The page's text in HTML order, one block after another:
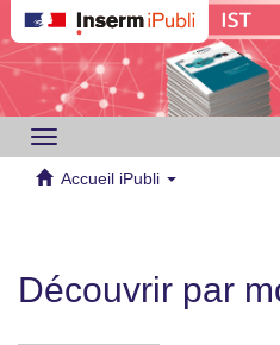
Toggle
navigation
Accueil iPubli
Découvrir par